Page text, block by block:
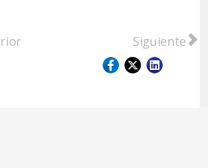
anterior: Capitán Bermúdez:
Artículo
Siguiente